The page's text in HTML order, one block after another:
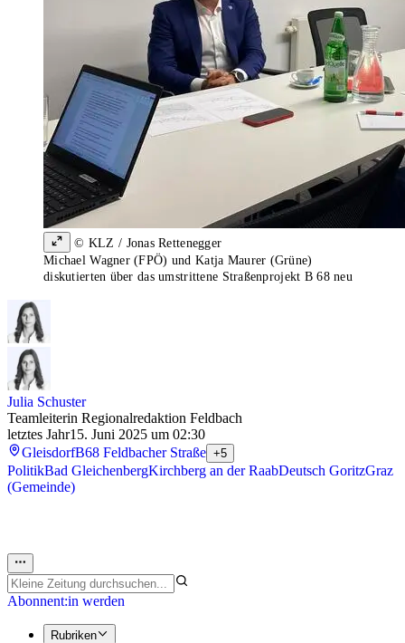
© KLZ / Jonas Rettenegger
Michael Wagner (FPÖ) und Katja Maurer (Grüne)
diskutierten über das umstrittene Straßenprojekt B 68 neu
Julia Schuster
Teamleiterin Regionalredaktion Feldbach
letztes Jahr15. Juni 2025 um 02:30
GleisdorfB68 Feldbacher Straße +5
PolitikBad GleichenbergKirchberg an der RaabDeutsch GoritzGraz
(Gemeinde)
Abonnent:in werden
Rubriken